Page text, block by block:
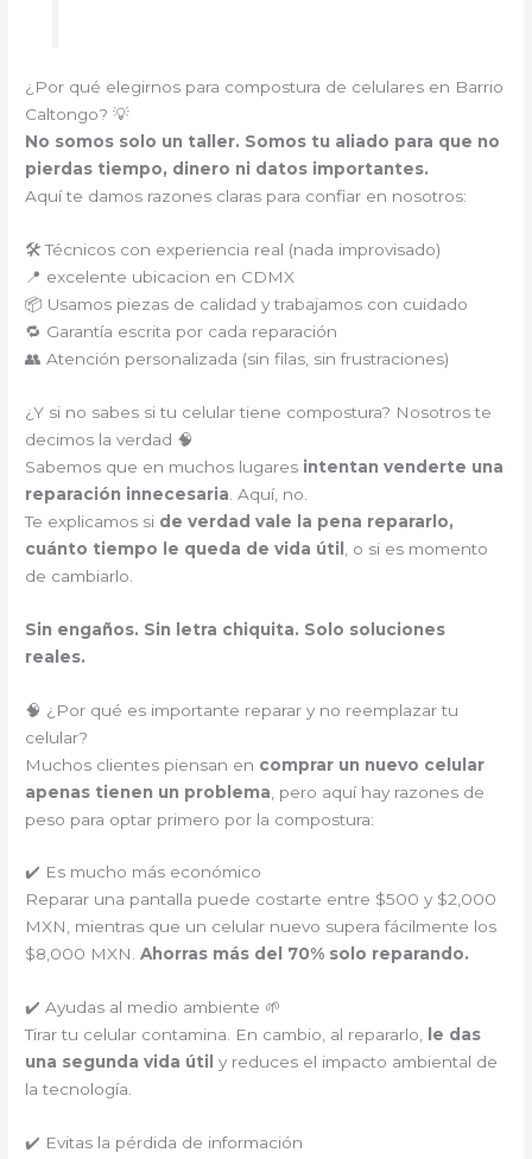
¿Por qué elegirnos para compostura de celulares en Barrio
Caltongo? 💡
No somos solo un taller. Somos tu aliado para que no
pierdas tiempo, dinero ni datos importantes.
Aquí te damos razones claras para confiar en nosotros:
🛠️ Técnicos con experiencia real (nada improvisado)
📍 excelente ubicacion en CDMX
📦 Usamos piezas de calidad y trabajamos con cuidado
🔁 Garantía escrita por cada reparación
👥 Atención personalizada (sin filas, sin frustraciones)
¿Y si no sabes si tu celular tiene compostura? Nosotros te
decimos la verdad 🧠
Sabemos que en muchos lugares intentan venderte una
reparación innecesaria . Aquí, no.
Te explicamos si de verdad vale la pena repararlo,
cuánto tiempo le queda de vida útil
, o si es momento
de cambiarlo.
Sin engaños. Sin letra chiquita. Solo soluciones
reales.
🧠 ¿Por qué es importante reparar y no reemplazar tu
celular?
Muchos clientes piensan en comprar un nuevo celular
apenas tienen un problema , pero aquí hay razones de
peso para optar primero por la compostura:
✔️ Es mucho más económico
Reparar una pantalla puede costarte entre $500 y $2,000
MXN, mientras que un celular nuevo supera fácilmente los
$8,000 MXN.Ahorras más del 70% solo reparando.
✔️ Ayudas al medio ambiente 🌱
Tirar tu celular contamina. En cambio, al repararlo, le das
una segunda vida útil y reduces el impacto ambiental de
la tecnología.
✔️ Evitas la pérdida de información